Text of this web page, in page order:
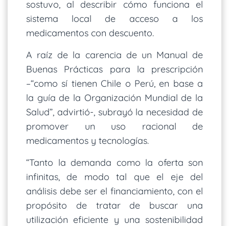
sostuvo, al describir cómo funciona el
sistema local de acceso a los
medicamentos con descuento.
A raíz de la carencia de un Manual de
Buenas Prácticas para la prescripción
–“como sí tienen Chile o Perú, en base a
la guía de la Organización Mundial de la
Salud”, advirtió-, subrayó la necesidad de
promover un uso racional de
medicamentos y tecnologías.
“Tanto la demanda como la oferta son
infinitas, de modo tal que el eje del
análisis debe ser el financiamiento, con el
propósito de tratar de buscar una
utilización eficiente y una sostenibilidad